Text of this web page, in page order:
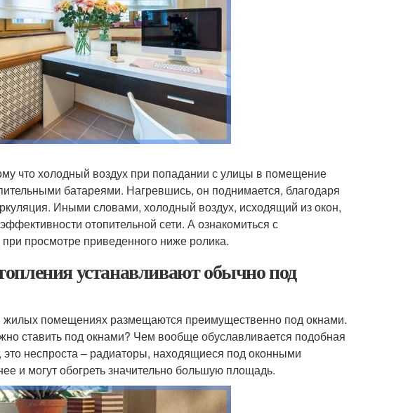
что холодный воздух при попадании с улицы в помещение
батареями. Нагревшись, он поднимается, благодаря
Иными словами, холодный воздух, исходящий из окон,
отопительной сети. А ознакомиться с
просмотре приведенного ниже ролика.
устанавливают обычно под
помещениях размещаются преимущественно под окнами.
ставить под окнами? Чем вообще обуславливается подобная
неспроста – радиаторы, находящиеся под оконными
и могут обогреть значительно большую площадь.